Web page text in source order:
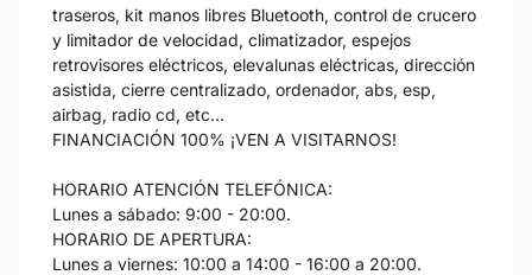
traseros, kit manos libres Bluetooth, control de crucero
y limitador de velocidad, climatizador, espejos
retrovisores eléctricos, elevalunas eléctricas, dirección
asistida, cierre centralizado, ordenador, abs, esp,
airbag, radio cd, etc...
FINANCIACIÓN 100% ¡VEN A VISITARNOS!
HORARIO ATENCIÓN TELEFÓNICA:
Lunes a sábado: 9:00 - 20:00.
HORARIO DE APERTURA:
Lunes a viernes: 10:00 a 14:00 - 16:00 a 20:00.